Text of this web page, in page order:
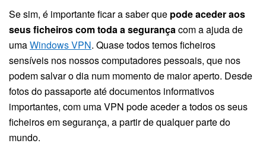
Se sim, é importante ficar a saber que pode aceder aos
seus ficheiros com toda a segurançacom a ajuda de
umaWindows VPN. Quase todos temos ficheiros
sensíveis nos nossos computadores pessoais, que nos
podem salvar o dia num momento de maior aperto. Desde
fotos do passaporte até documentos informativos
importantes, com uma VPN pode aceder a todos os seus
ficheiros em segurança, a partir de qualquer parte do
mundo.